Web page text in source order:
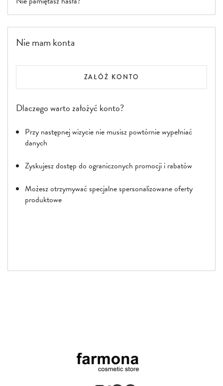
Nie mam konta
ZAŁÓŻ KONTO
Dlaczego warto założyć konto?
Przy następnej wizycie nie musisz powtórnie wypełniać
danych
Zyskujesz dostęp do ograniczonych promocji i rabatów
Możesz otrzymywać specjalne spersonalizowane oferty
produktowe